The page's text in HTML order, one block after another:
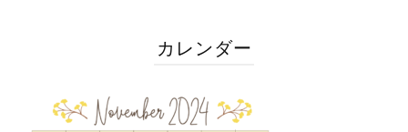
カレンダー